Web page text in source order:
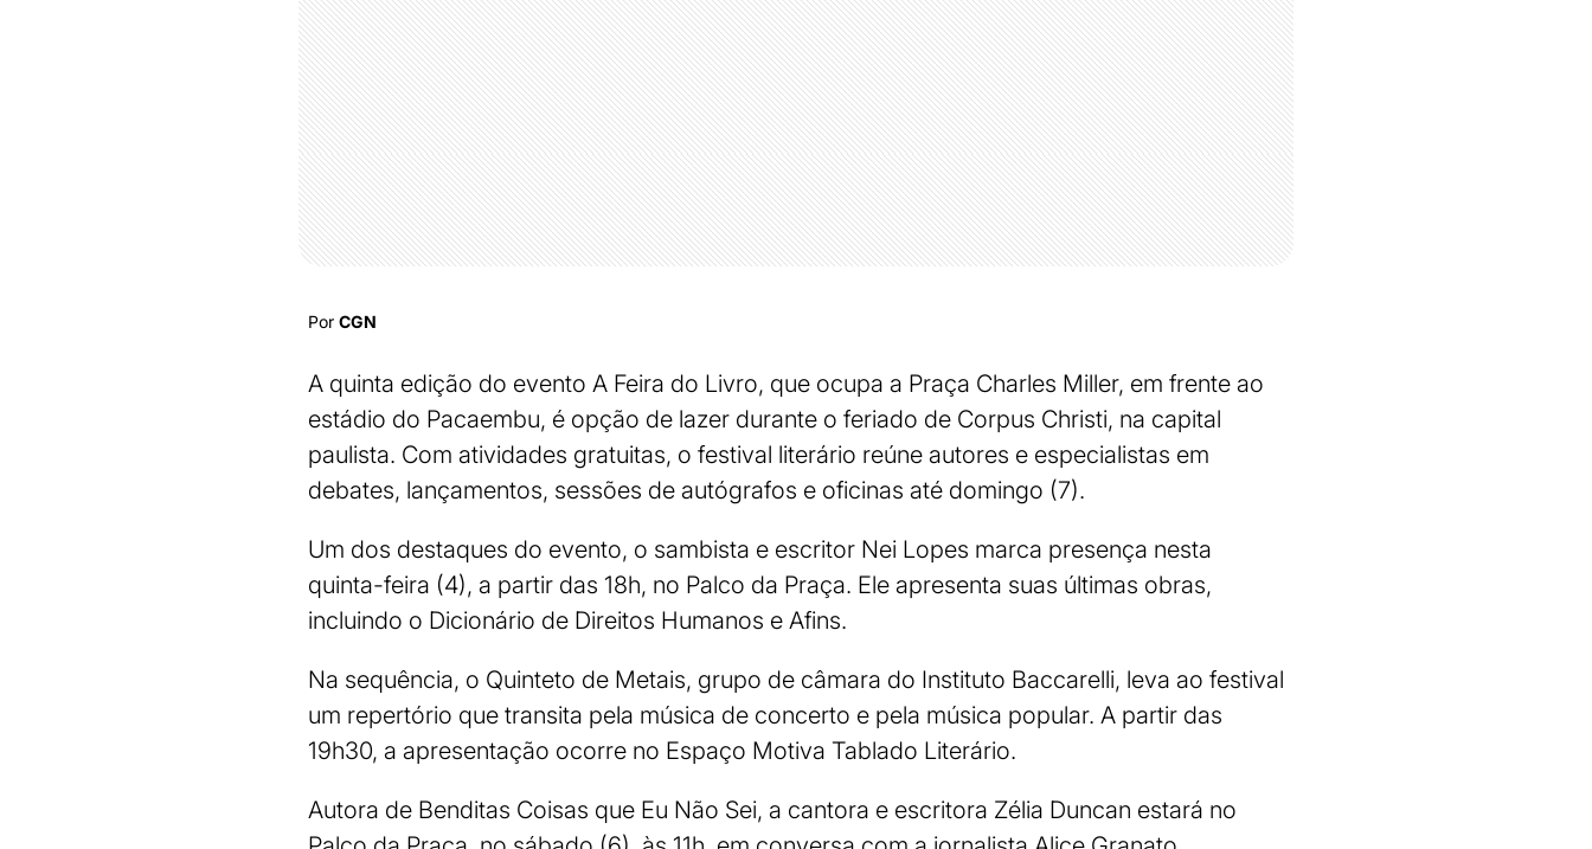
Por CGN
A quinta edição do evento A Feira do Livro, que ocupa a Praça Charles Miller, em frente ao
estádio do Pacaembu, é opção de lazer durante o feriado de Corpus Christi, na capital
paulista. Com atividades gratuitas, o festival literário reúne autores e especialistas em
debates, lançamentos, sessões de autógrafos e oficinas até domingo (7).
Um dos destaques do evento, o sambista e escritor Nei Lopes marca presença nesta
quinta-feira (4), a partir das 18h, no Palco da Praça. Ele apresenta suas últimas obras,
incluindo o Dicionário de Direitos Humanos e Afins.
Na sequência, o Quinteto de Metais, grupo de câmara do Instituto Baccarelli, leva ao festival
um repertório que transita pela música de concerto e pela música popular. A partir das
19h30, a apresentação ocorre no Espaço Motiva Tablado Literário.
Autora de Benditas Coisas que Eu Não Sei, a cantora e escritora Zélia Duncan estará no